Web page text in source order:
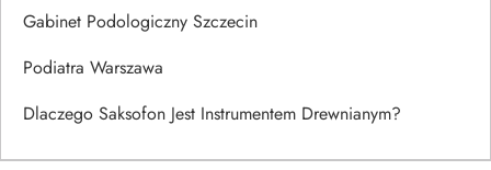
Gabinet Podologiczny Szczecin
Podiatra Warszawa
Dlaczego Saksofon Jest Instrumentem Drewnianym?